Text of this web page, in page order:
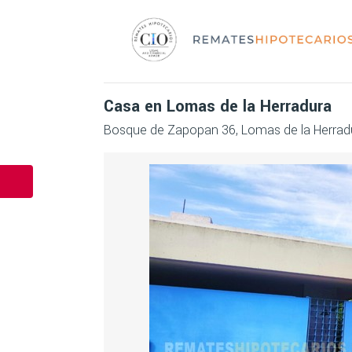
Casa en Lomas de la Herradura
Bosque de Zapopan 36, Lomas de la